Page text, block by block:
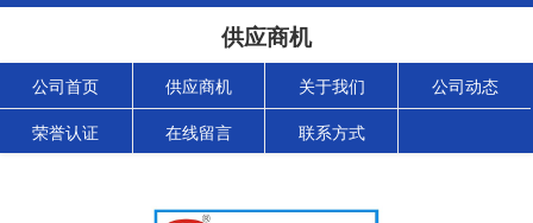
供应商机
公司首页 供应商机 关于我们 公司动态
荣誉认证 在线留言 联系方式